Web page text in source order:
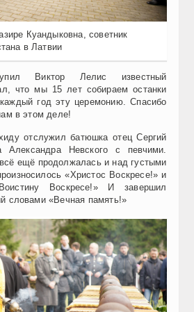
Куандыковна, советник
в Латвии
Виктор Лелис известный
что мы 15 лет собираем останки
год эту церемонию. Спасибо
в этом деле!
отслужил батюшка отец Сергий
Александра Невского с певчими.
ещё продолжалась и над густыми
«Христос Воскресе!» и
Воскресе!» И завершил
словами «Вечная память!»